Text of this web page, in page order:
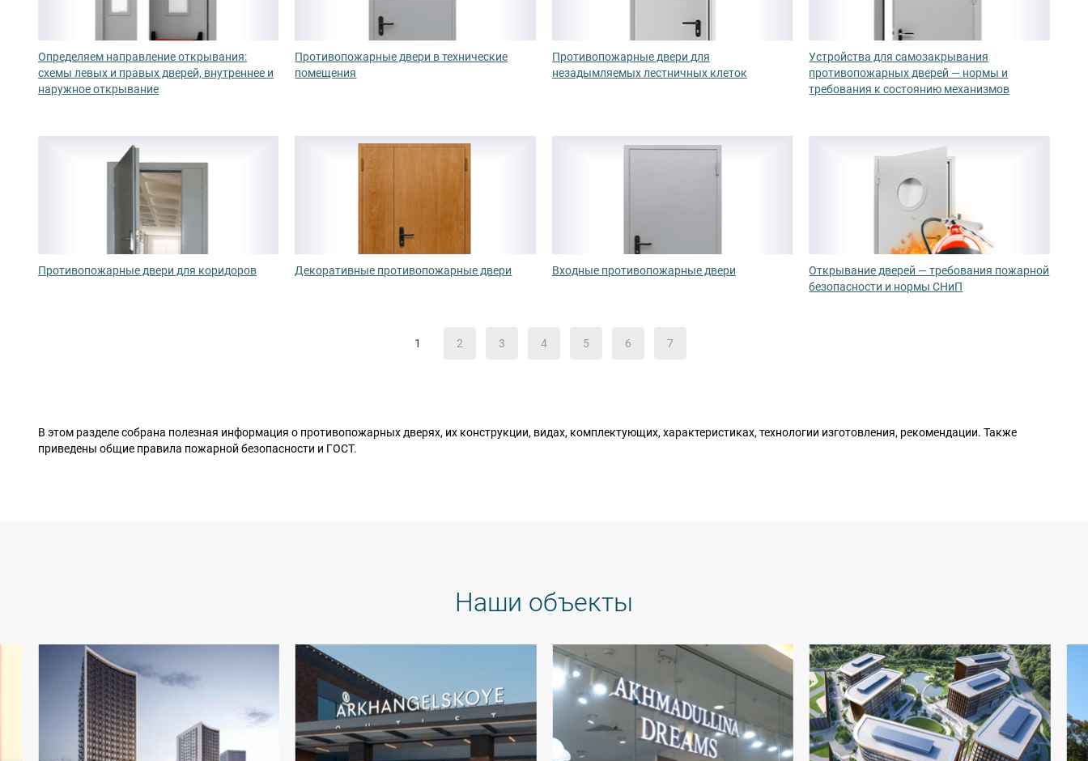
Определяем направление открывания:
схемы левых и правых дверей, внутреннее и
наружное открывание
Противопожарные двери в технические
помещения
Противопожарные двери для
незадымляемых лестничных клеток
Устройства для самозакрывания
противопожарных дверей — нормы и
требования к состоянию механизмов
Противопожарные двери для коридоров Декоративные противопожарные двери Входные противопожарные двери
Открывание дверей — требования пожарной
безопасности и нормы СНиП
1 2 3 4 5 6 7
В этом разделе собрана полезная информация о противопожарных дверях, их конструкции, видах, комплектующих, характеристиках, технологии изготовления, рекомендации. Также
приведены общие правила пожарной безопасности и ГОСТ.
Наши объекты